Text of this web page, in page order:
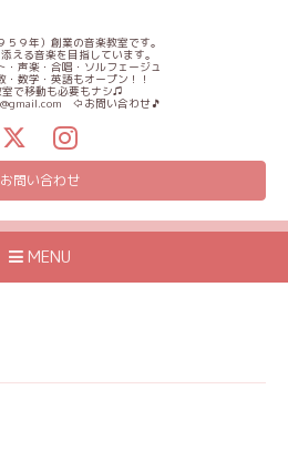
５９年）創業の音楽教室です。
える音楽を目指しています。
・声楽・合唱・ソルフェージュ
・数学・英語もオープン！！
室で移動も必要もナシ♫
⇦お問い合わせ🎵
お問い合わせ
MENU